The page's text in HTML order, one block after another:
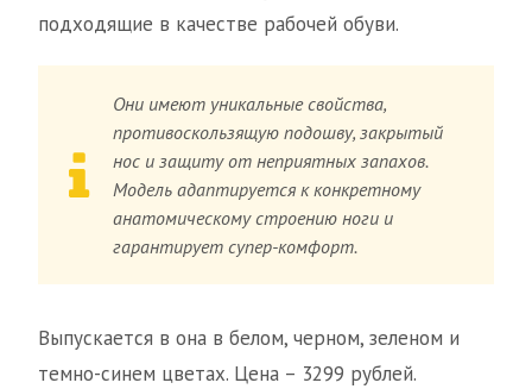
подходящие в качестве рабочей обуви.
Они имеют уникальные свойства,
противоскользящую подошву, закрытый
нос и защиту от неприятных запахов.
Модель адаптируется к конкретному
анатомическому строению ноги и
гарантирует супер-комфорт.
Выпускается в она в белом, черном, зеленом и
темно-синем цветах. Цена – 3299 рублей.